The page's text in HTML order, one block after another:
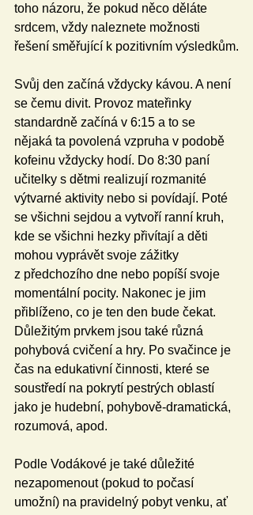
toho názoru, že pokud něco děláte
srdcem, vždy naleznete možnosti
řešení směřující k pozitivním výsledkům.
Svůj den začíná vždycky kávou. A není
se čemu divit. Provoz mateřinky
standardně začíná v 6:15 a to se
nějaká ta povolená vzpruha v podobě
kofeinu vždycky hodí. Do 8:30 paní
učitelky s dětmi realizují rozmanité
výtvarné aktivity nebo si povídají. Poté
se všichni sejdou a vytvoří ranní kruh,
kde se všichni hezky přivítají a děti
mohou vyprávět svoje zážitky
z předchozího dne nebo popíší svoje
momentální pocity. Nakonec je jim
přiblíženo, co je ten den bude čekat.
Důležitým prvkem jsou také různá
pohybová cvičení a hry. Po svačince je
čas na edukativní činnosti, které se
soustředí na pokrytí pestrých oblastí
jako je hudební, pohybově-dramatická,
rozumová, apod.
Podle Vodákové je také důležité
nezapomenout (pokud to počasí
umožní) na pravidelný pobyt venku, ať